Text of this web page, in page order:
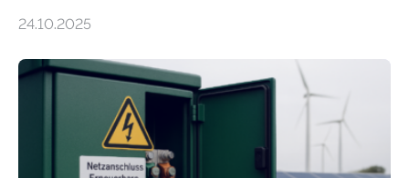
Forschungsprojekt „LAGER – Langzeitspeicherung in
Quartieren“ eingeworben. Ziel des Projekts ist die
Entwicklung, Erprobung und Demonstration von
Konzepten zur langfristigen Energiespeicherung in
sektorübergreifend vernetzten Energiesystemen. Das
Projekt startete am 15. Oktober 2025, hat eine Laufzeit
24.10.2025